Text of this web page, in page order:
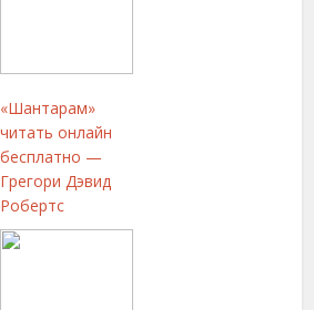
«Шантарам»
читать онлайн
бесплатно —
Грегори Дэвид
Робертс